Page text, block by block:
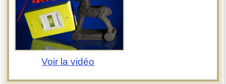
Voir la vidéo